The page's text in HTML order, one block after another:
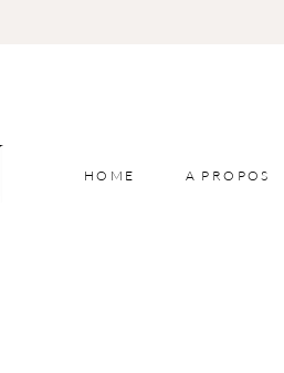
HOME A PROPOS